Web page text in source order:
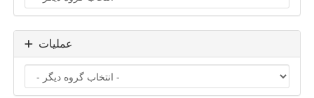
عملیات